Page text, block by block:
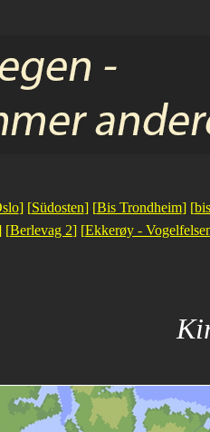
] [Südosten] [Bis Trondheim] [
[Berlevag 2] [Ekkerøy -